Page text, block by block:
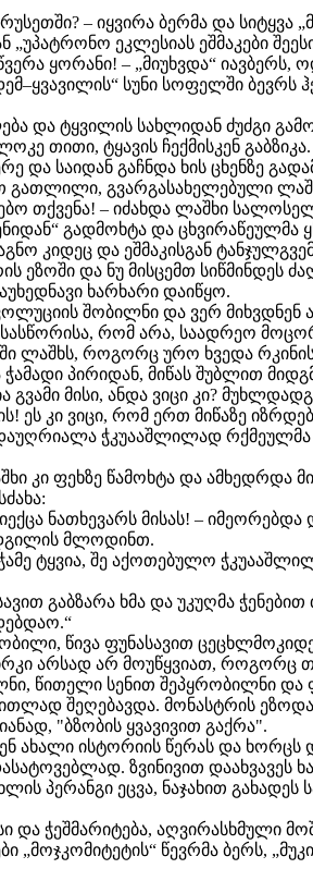
– იყვირა ბერმა და სიტყვა
ეკლესიას ეშმაკები
ყორანი! – „მიუხვდა“
სუნი სოფელში ბევრს
და ტყვილის სახლიდან ძუძგი
თითი, ტყავის ჩექმისკენ გაბზიკა.
საიდან გაჩნდა ხის ცხენზე
გათლილი, გვარგასახელებული
თქვენა! – იძახდა ლაშხი
გადმოხტა და
კიდეც და ეშმაკისგან
ეზოში და ნუ მისცემთ
ხარხარი დაიწყო.
შობილნი და ვერ მიხვდნენ
რომ არა, საადრეო
ლაშხს, როგორც ურო ხვედა
პირიდან, მიწას შუბლით
მისი, ანდა ვიცი კი?
ეს კი ვიცი, რომ ერთ მიწაზე
ჭკუააშლილად რქმეულმა
კი ფეხზე წამოხტა და ამხედრდა
ნათხევარს მისას! –
მლოდინთ.
ტყვია, შე აქოთებულო
გაბზარა ხმა და უკუღმა
წივა ფუნასავით
არსად არ მოუწყვიათ, როგორც
წითელი სენით შეპყრობილნი და
შეღებავდა. მონასტრის ეზოდან
"ბზობის ყვავივით გაქრა".
ახალი ისტორიის წერას და ხორცს
ზვინივით დაახვავეს
პერანგი ეცვა, ნაჯახით
ჭეშმარიტება, აღვირასხმული
„მოჯკომიტეტის“ წევრმა ბერს,